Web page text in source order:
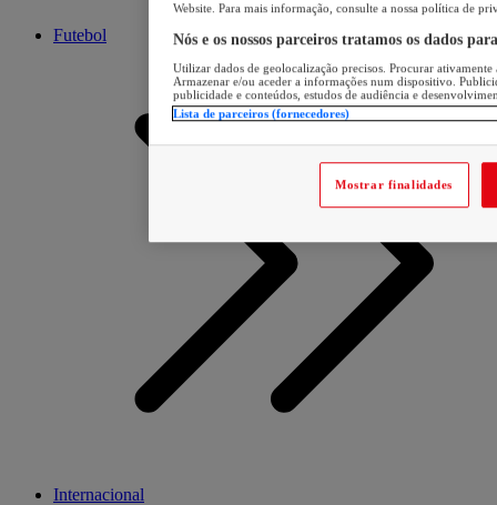
Futebol
Internacional
Website. Para mais informação, consulte a nossa política de
Nós e os nossos parceiros tratamos os dados
Utilizar dados de geolocalização precisos. Procurar
Armazenar e/ou aceder a informações num dispositivo.
publicidade e conteúdos, estudos de audiência e
Lista de parceiros (fornecedores)
Mostrar finalidades